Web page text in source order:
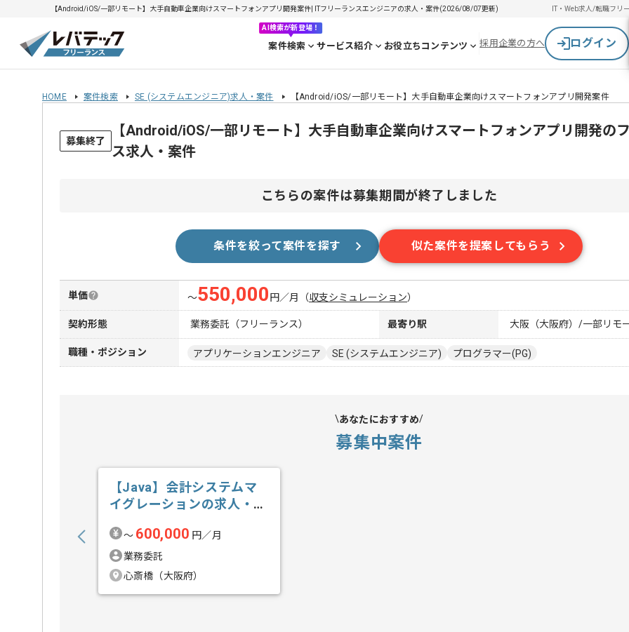
【Android/iOS/一部リモート】大手自動車企業向けスマートフォンアプリ開発案件| ITフリーランスエンジニアの求人・案件(2026/08/07更新) IT・Web求人/転職フリ
AI検索が新登場！
案件検索 サービス紹介 お役立ちコンテンツ 採用企業の方へ ログイン
HOME 案件検索 SE (システムエンジニア)求人・案件 【Android/iOS/一部リモート】大手自動車企業向けスマートフォンアプリ開発案件
募集終了
【Android/iOS/一部リモート】大手自動車企業向けスマートフォンアプリ開発の
ス求人・案件
こちらの案件は募集期間が終了しました
条件を絞って案件を探す 似た案件を提案してもらう
単価 〜550,000 円／月 （収支シミュレーション）
契約形態 業務委託（フリーランス） 最寄り駅 大阪（大阪府）/一部リモ
職種・ポジション アプリケーションエンジニア SE (システムエンジニア) プログラマー(PG)
あなたにおすすめ
募集中案件
【Java】会計システムマ
イグレーションの求人・案
〜 600,000 円／月
業務委託
心斎橋（大阪府）